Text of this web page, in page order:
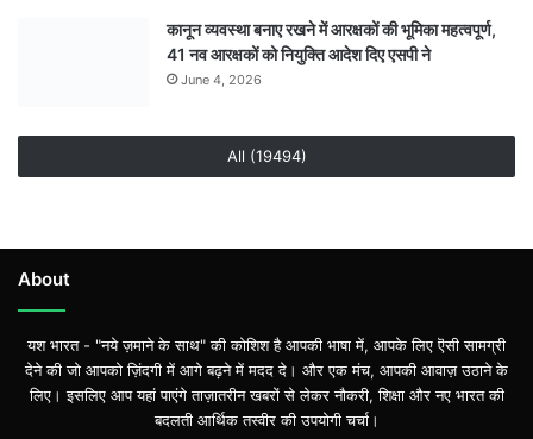
कानून व्यवस्था बनाए रखने में आरक्षकों की भूमिका महत्वपूर्ण,
41 नव आरक्षकों को नियुक्ति आदेश दिए एसपी ने
June 4, 2026
All (19494)
About
यश भारत - "नये ज़माने के साथ" की कोशिश है आपकी भाषा में, आपके लिए ऎसी सामग्री
देने की जो आपको ज़िंदगी में आगे बढ़ने में मदद दे। और एक मंच, आपकी आवाज़ उठाने के
लिए। इसलिए आप यहां पाएंगे ताज़ातरीन खबरों से लेकर नौकरी, शिक्षा और नए भारत की
बदलती आर्थिक तस्वीर की उपयोगी चर्चा।